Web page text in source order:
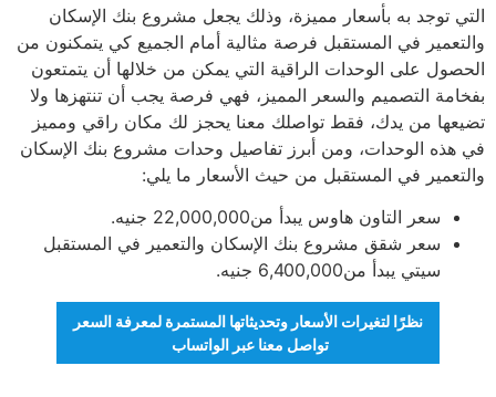
التي توجد به بأسعار مميزة، وذلك يجعل مشروع بنك الإسكان
والتعمير في المستقبل فرصة مثالية أمام الجميع كي يتمكنون من
الحصول على الوحدات الراقية التي يمكن من خلالها أن يتمتعون
بفخامة التصميم والسعر المميز، فهي فرصة يجب أن تنتهزها ولا
تضيعها من يدك، فقط تواصلك معنا يحجز لك مكان راقي ومميز
في هذه الوحدات، ومن أبرز تفاصيل وحدات مشروع بنك الإسكان
والتعمير في المستقبل من حيث الأسعار ما يلي:
سعر التاون هاوس يبدأ من22,000,000 جنيه.
سعر شقق مشروع بنك الإسكان والتعمير في المستقبل
سيتي يبدأ من6,400,000 جنيه.
نظرًا لتغيرات الأسعار وتحديثاتها المستمرة لمعرفة السعر
تواصل معنا عبر الواتساب